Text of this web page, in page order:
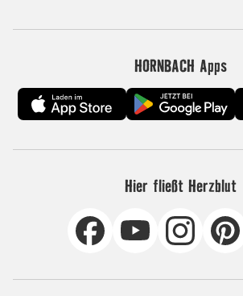
HORNBACH Apps
Hier fließt Herzblut